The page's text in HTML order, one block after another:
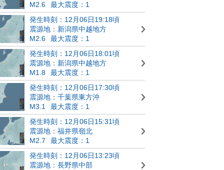
M2.6
最大震度：1
発生時刻：12月06日19:18頃
震源地：新潟県中越地方
M2.6
最大震度：1
発生時刻：12月06日18:01頃
震源地：新潟県中越地方
M1.8
最大震度：1
発生時刻：12月06日17:30頃
震源地：千葉県東方沖
M3.1
最大震度：1
発生時刻：12月06日15:31頃
震源地：福井県嶺北
M2.7
最大震度：1
発生時刻：12月06日13:23頃
震源地：長野県中部